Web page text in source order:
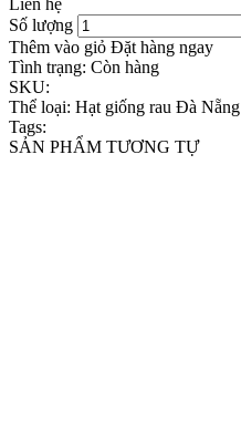
Số lượng
Thêm vào giỏ Đặt hàng ngay
Tình trạng: Còn hàng
SKU:
Thể loại: Hạt giống rau Đà Nẵng
Tags:
SẢN PHẨM TƯƠNG TỰ